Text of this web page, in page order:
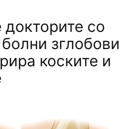
со
болни зглобови
коските и